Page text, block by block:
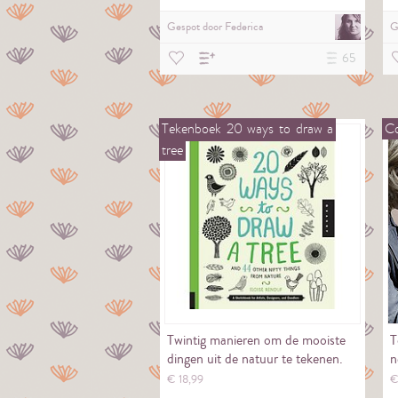
Gespot door Federica
65
Tekenboek 20 ways to draw a
tree
Twintig manieren om de mooiste
dingen uit de natuur te tekenen.
€ 18,99 €